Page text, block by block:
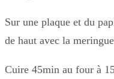
Sur une plaque et du
de haut avec la
Cuire 45min au four à